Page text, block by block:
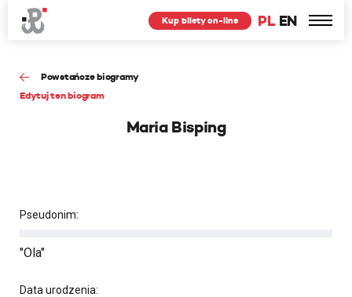
PL EN
Kup bilety on-line
Powstańcze biogramy
Edytuj ten biogram
Maria Bisping
Pseudonim:
"Ola"
Data urodzenia: